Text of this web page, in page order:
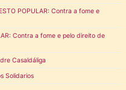
POPULAR: Contra a fome e
Contra a fome e pelo direito de
Casaldáliga
Solidarios